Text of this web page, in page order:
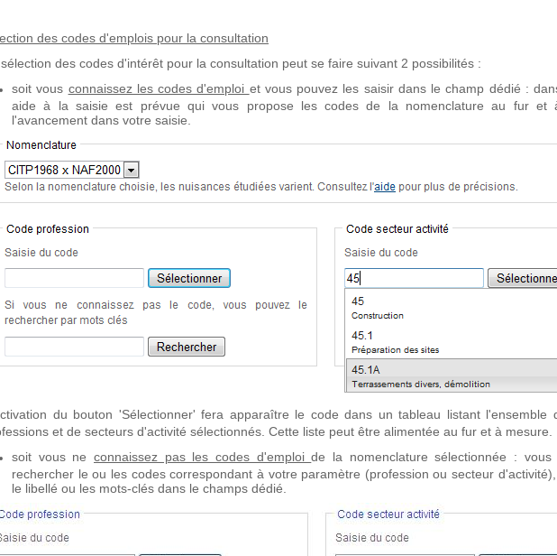
des codes d'emplois pour la consultation
des codes d'intérêt pour la consultation peut se faire suivant 2 possibilités :
soit vous connaissez les codes d'emploi et vous pouvez les saisir dans le champ dédié :
aide à la saisie est prévue qui vous propose les codes de la nomenclature au fur et
l'avancement dans votre saisie.
du bouton 'Sélectionner' fera apparaître le code dans un tableau listant l'ensemble
et de secteurs d'activité sélectionnés. Cette liste peut être alimentée au fur et à mesure.
soit vous ne connaissez pas les codes d'emploide la nomenclature sélectionnée : vous
rechercher le ou les codes correspondant à votre paramètre (profession ou secteur
le libellé ou les mots-clés dans le champs dédié.